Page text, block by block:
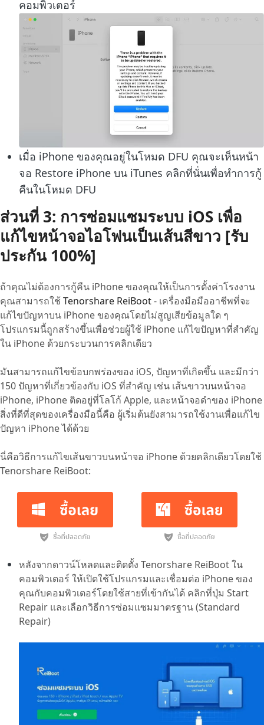
คอมพิวเตอร์
เมื่อ iPhone ของคุณอยู่ในโหมด DFU คุณจะเห็นหน้า
จอ Restore iPhone บน iTunes คลิกที่นั่นเพื่อทำการกู้
คืนในโหมด DFU
ส่วนที่ 3: การซ่อมแซมระบบ iOS เพื่อ
แก้ไขหน้าจอไอโฟนเป็นเส้นสีขาว [รับ
ประกัน 100%]
ถ้าคุณไม่ต้องการกู้คืน iPhone ของคุณให้เป็นการตั้งค่าโรงงาน
คุณสามารถใช้Tenorshare ReiBoot- เครื่องมือมืออาชีพที่จะ
แก้ไขปัญหาบน iPhone ของคุณโดยไม่สูญเสียข้อมูลใด ๆ
โปรแกรมนี้ถูกสร้างขึ้นเพื่อช่วยผู้ใช้ iPhone แก้ไขปัญหาที่สำคัญ
ใน iPhone ด้วยกระบวนการคลิกเดียว
มันสามารถแก้ไขข้อบกพร่องของ iOS, ปัญหาที่เกิดขึ้น และมีกว่า
150 ปัญหาที่เกี่ยวข้องกับ iOS ที่สำคัญ เช่น เส้นขาวบนหน้าจอ
iPhone, iPhone ติดอยู่ที่โลโก้ Apple, และหน้าจอดำของ iPhone
สิ่งที่ดีที่สุดของเครื่องมือนี้คือ ผู้เริ่มต้นยังสามารถใช้งานเพื่อแก้ไข
ปัญหา iPhone ได้ด้วย
นี่คือวิธีการแก้ไขเส้นขาวบนหน้าจอ iPhone ด้วยคลิกเดียวโดยใช้
Tenorshare ReiBoot:
หลังจากดาวน์โหลดและติดตั้ง Tenorshare ReiBoot ใน
คอมพิวเตอร์ ให้เปิดใช้โปรแกรมและเชื่อมต่อ iPhone ของ
คุณกับคอมพิวเตอร์โดยใช้สายที่เข้ากันได้ คลิกที่ปุ่ม Start
Repair และเลือกวิธีการซ่อมแซมมาตรฐาน (Standard
Repair)